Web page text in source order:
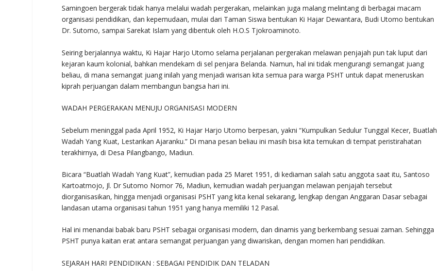
Samingoen bergerak tidak hanya melalui wadah pergerakan, melainkan juga malang melintang di berbagai macam
organisasi pendidikan, dan kepemudaan, mulai dari Taman Siswa bentukan Ki Hajar Dewantara, Budi Utomo bentukan
Dr. Sutomo, sampai Sarekat Islam yang dibentuk oleh H.O.S Tjokroaminoto.
Seiring berjalannya waktu, Ki Hajar Harjo Utomo selama perjalanan pergerakan melawan penjajah pun tak luput dari
kejaran kaum kolonial, bahkan mendekam di sel penjara Belanda. Namun, hal ini tidak mengurangi semangat juang
beliau, di mana semangat juang inilah yang menjadi warisan kita semua para warga PSHT untuk dapat meneruskan
kiprah perjuangan dalam membangun bangsa hari ini.
WADAH PERGERAKAN MENUJU ORGANISASI MODERN
Sebelum meninggal pada April 1952, Ki Hajar Harjo Utomo berpesan, yakni “Kumpulkan Sedulur Tunggal Kecer, Buatlah
Wadah Yang Kuat, Lestarikan Ajaranku.” Di mana pesan beliau ini masih bisa kita temukan di tempat peristirahatan
terakhirnya, di Desa Pilangbango, Madiun.
Bicara “Buatlah Wadah Yang Kuat”, kemudian pada 25 Maret 1951, di kediaman salah satu anggota saat itu, Santoso
Kartoatmojo, Jl. Dr Sutomo Nomor 76, Madiun, kemudian wadah perjuangan melawan penjajah tersebut
diorganisasikan, hingga menjadi organisasi PSHT yang kita kenal sekarang, lengkap dengan Anggaran Dasar sebagai
landasan utama organisasi tahun 1951 yang hanya memiliki 12 Pasal.
Hal ini menandai babak baru PSHT sebagai organisasi modern, dan dinamis yang berkembang sesuai zaman. Sehingga
PSHT punya kaitan erat antara semangat perjuangan yang diwariskan, dengan momen hari pendidikan.
SEJARAH HARI PENDIDIKAN : SEBAGAI PENDIDIK DAN TELADAN